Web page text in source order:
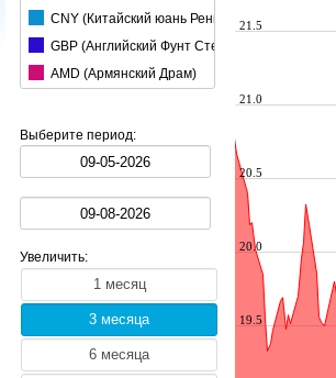
CNY (Китайский юань Ренминби)
GBP (Английский Фунт Стерлингов)
AMD (Армянский Драм)
AZN (Азербайджанский Манат)
BGN (Болгарский Лев)
BRL (Бразильский реал)
CAD (Канадский Доллар)
CHF (Швейцарский Франк)
CZK (Чешская Крона)
DKK (Датская Крона)
Выберите период:
Увеличить:
19.5
20.0
20.5
21.0
21.5